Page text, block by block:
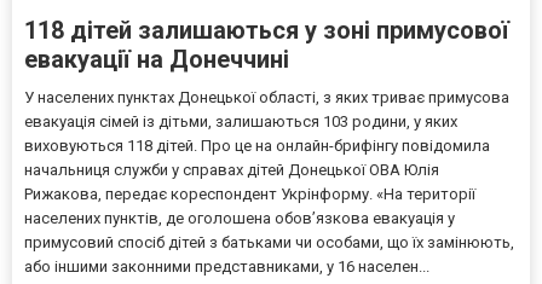
118 дітей залишаються у зоні примусової
евакуації на Донеччині
У населених пунктах Донецької області, з яких триває примусова
евакуація сімей із дітьми, залишаються 103 родини, у яких
виховуються 118 дітей. Про це на онлайн-брифінгу повідомила
начальниця служби у справах дітей Донецької ОВА Юлія
Рижакова, передає кореспондент Укрінформу. «На території
населених пунктів, де оголошена обов’язкова евакуація у
примусовий спосіб дітей з батьками чи особами, що їх замінюють,
або іншими законними представниками, у 16 населен...